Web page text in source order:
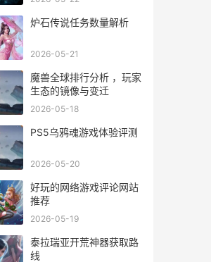
炉石传说任务数量解析
2026-05-21
魔兽全球排行分析 ，玩家
生态的镜像与变迁
2026-05-18
PS5乌鸦魂游戏体验评测
2026-05-20
好玩的网络游戏评论网站
推荐
2026-05-19
泰拉瑞亚开荒神器获取路
线